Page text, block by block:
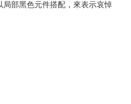
局部黑色元件搭配，來表示哀悼